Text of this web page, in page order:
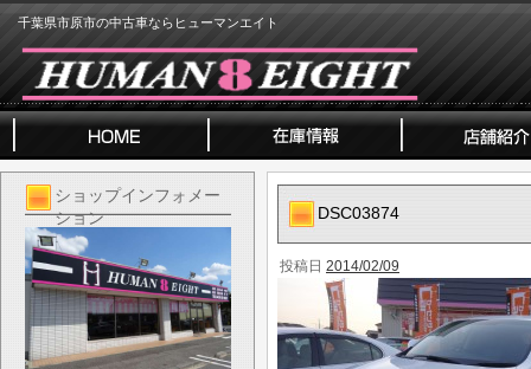
千葉県市原市の中古車ならヒューマンエイト
ショップインフォメー
ション
DSC03874
投稿日 2014/02/09